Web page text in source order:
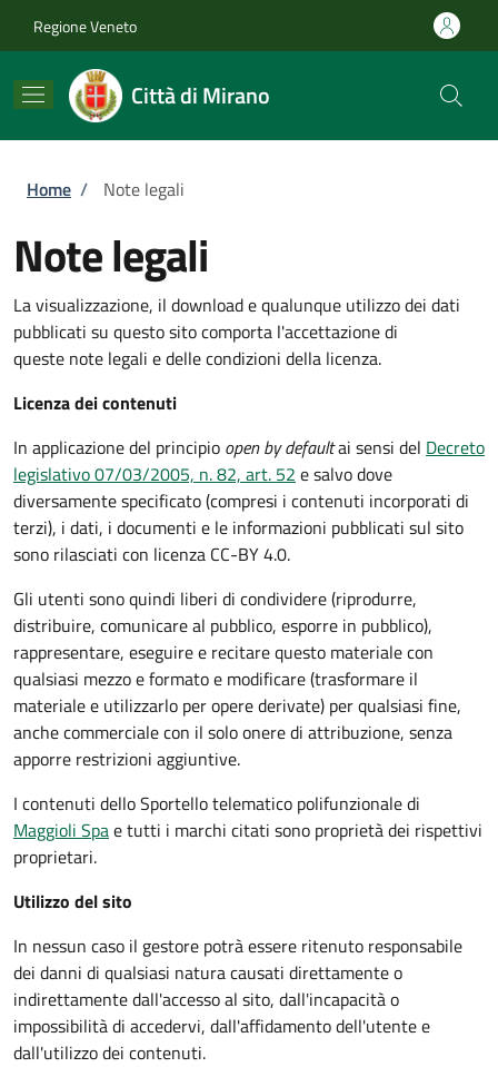
Regione Veneto
Città di Mirano
Briciole di pane
Home / Note legali
Note legali
La visualizzazione, il download e qualunque utilizzo dei dati
pubblicati su questo sito comporta l'accettazione di
queste note legali e delle condizioni della licenza.
Licenza dei contenuti
In applicazione del principio open by defaultai sensi del Decreto
legislativo 07/03/2005, n. 82, art. 52 e salvo dove
diversamente specificato (compresi i contenuti incorporati di
terzi), i dati, i documenti e le informazioni pubblicati sul sito
sono rilasciati con licenza CC-BY 4.0.
Gli utenti sono quindi liberi di condividere (riprodurre,
distribuire, comunicare al pubblico, esporre in pubblico),
rappresentare, eseguire e recitare questo materiale con
qualsiasi mezzo e formato e modificare (trasformare il
materiale e utilizzarlo per opere derivate) per qualsiasi fine,
anche commerciale con il solo onere di attribuzione, senza
apporre restrizioni aggiuntive.
I contenuti dello Sportello telematico polifunzionaledi
Maggioli Spae tutti i marchi citati sono proprietà dei rispettivi
proprietari.
Utilizzo del sito
In nessun caso il gestore potrà essere ritenuto responsabile
dei danni di qualsiasi natura causati direttamente o
indirettamente dall'accesso al sito, dall'incapacità o
impossibilità di accedervi, dall'affidamento dell'utente e
dall'utilizzo dei contenuti.